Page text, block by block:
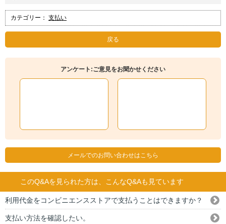
カテゴリー： 支払い
戻る
アンケート:ご意見をお聞かせください
メールでのお問い合わせはこちら
このQ&Aを見られた方は、こんなQ&Aも見ています
利用代金をコンビニエンスストアで支払うことはできますか？
支払い方法を確認したい。